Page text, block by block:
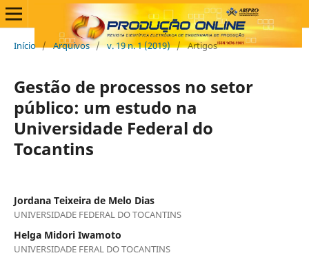
Início / Arquivos / v. 19 n. 1 (2019) / Artigos
Gestão de processos no setor
público: um estudo na
Universidade Federal do
Tocantins
Jordana Teixeira de Melo Dias
UNIVERSIDADE FEDERAL DO TOCANTINS
Helga Midori Iwamoto
UNIVERSIDADE FERAL DO TOCANTINS